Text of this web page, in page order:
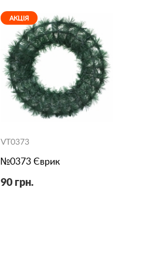
АКЦІЯ
VT0373
№0373 Єврик
90 грн.